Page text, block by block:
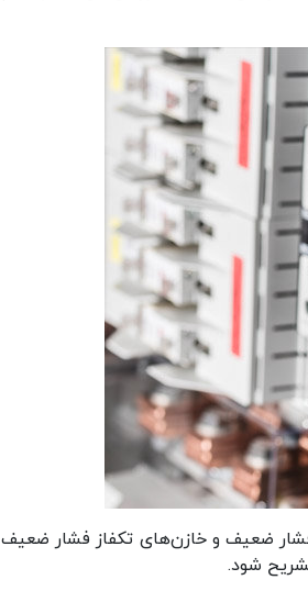
ضعیف و خازن‌های تکفاز فشار ضعیف
شود.